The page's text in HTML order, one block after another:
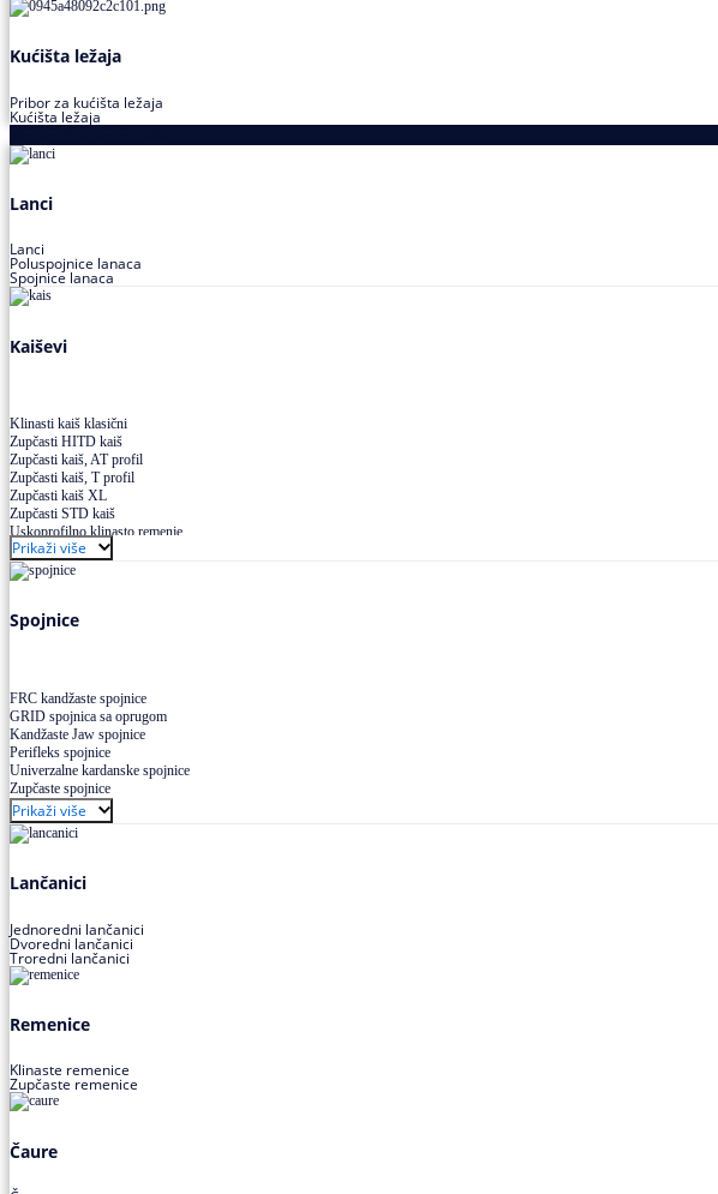
Kućišta ležaja
Pribor za kućišta ležaja
Kućišta ležaja
Lanci
Lanci
Poluspojnice lanaca
Spojnice lanaca
Kaiševi
Klinasti kaiš klasični
Zupčasti HITD kaiš
Zupčasti kaiš, AT profil
Zupčasti kaiš, T profil
Zupčasti kaiš XL
Zupčasti STD kaiš
Uskoprofilno klinasto remenje
Uskoprofilno klinasto remenje spojeno
Uskoprofilno klinasto remenje XP extra power
Višekanalno remenje PJ,PK
Prikaži više
Spojnice
FRC kandžaste spojnice
GRID spojnica sa oprugom
Kandžaste Jaw spojnice
Perifleks spojnice
Univerzalne kardanske spojnice
Zupčaste spojnice
Prikaži više
Lančanici
Jednoredni lančanici
Dvoredni lančanici
Troredni lančanici
Remenice
Klinaste remenice
Zupčaste remenice
Čaure